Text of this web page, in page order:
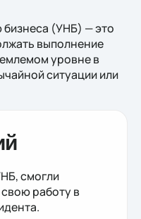
(УНБ) — это
выполнение
уровне в
ситуации или
смогли
работу в